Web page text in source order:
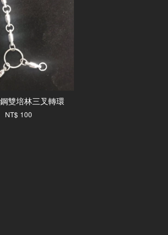
雙培林三叉轉環
NT$ 100